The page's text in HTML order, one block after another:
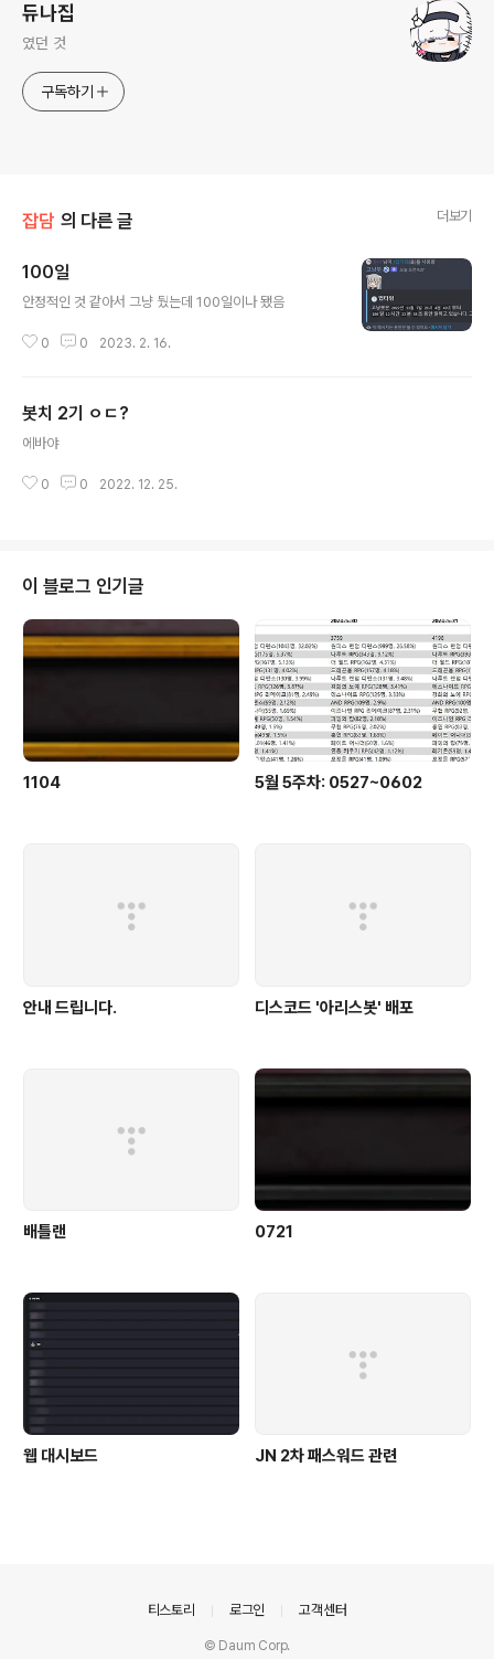
듀나집
였던 것
구독하기
잡담 의 다른 글 더보기
100일
안정적인 것 같아서 그냥 뒀는데 100일이나 됐음
0 0 2023. 2. 16.
봇치 2기 ㅇㄷ?
에바야
0 0 2022. 12. 25.
이 블로그 인기글
1104 5월 5주차: 0527~0602
안내 드립니다. 디스코드 '아리스봇' 배포
배틀랜 0721
웹 대시보드 JN 2차 패스워드 관련
티스토리 로그인 고객센터
© Daum Corp.